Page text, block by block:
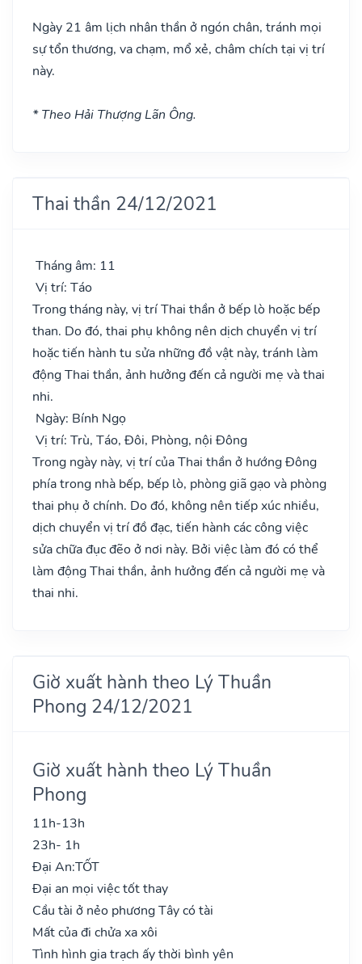
Ngày 21 âm lịch nhân thần ở ngón chân, tránh mọi
sự tổn thương, va chạm, mổ xẻ, châm chích tại vị trí
này.
* Theo Hải Thượng Lãn Ông.
Thai thần 24/12/2021
Tháng âm: 11
Vị trí: Táo
Trong tháng này, vị trí Thai thần ở bếp lò hoặc bếp
than. Do đó, thai phụ không nên dịch chuyển vị trí
hoặc tiến hành tu sửa những đồ vật này, tránh làm
động Thai thần, ảnh hưởng đến cả người mẹ và thai
nhi.
Ngày: Bính Ngọ
Vị trí: Trù, Táo, Đôi, Phòng, nội Đông
Trong ngày này, vị trí của Thai thần ở hướng Đông
phía trong nhà bếp, bếp lò, phòng giã gạo và phòng
thai phụ ở chính. Do đó, không nên tiếp xúc nhiều,
dịch chuyển vị trí đồ đạc, tiến hành các công việc
sửa chữa đục đẽo ở nơi này. Bởi việc làm đó có thể
làm động Thai thần, ảnh hưởng đến cả người mẹ và
thai nhi.
Giờ xuất hành theo Lý Thuần
Phong 24/12/2021
Giờ xuất hành theo Lý Thuần
Phong
11h-13h
23h- 1h
Đại An:TỐT
Đại an mọi việc tốt thay
Cầu tài ở nẻo phương Tây có tài
Mất của đi chửa xa xôi
Tình hình gia trạch ấy thời bình yên